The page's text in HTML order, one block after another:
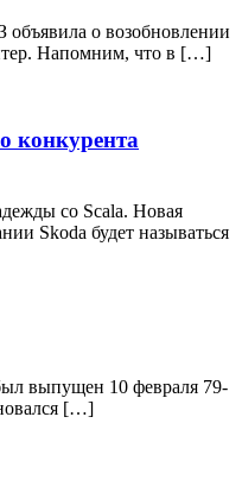
о возобновлении
Напомним, что в […]
конкурента
со Scala. Новая
Skoda будет называться
выпущен 10 февраля 79-
[…]